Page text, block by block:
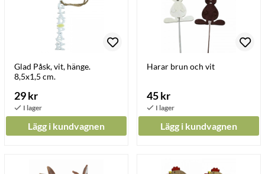
Glad Påsk, vit, hänge.
8,5x1,5 cm.
29 kr
Lägg i kundvagnen
Harar brun och vit
45 kr
Lägg i kundvagnen